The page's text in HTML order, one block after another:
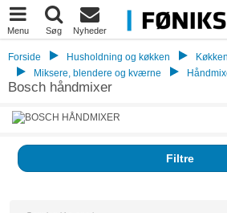
Menu Søg Nyheder
Forside Husholdning og køkken
Miksere, blendere og kværne
Bosch håndmixer
Filtre